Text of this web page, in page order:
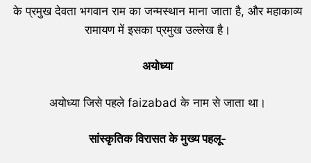
के प्रमुख देवता भगवान राम का जन्मस्थान माना जाता है, और महाकाव्य
रामायण में इसका प्रमुख उल्लेख है।
अयोध्या
अयोध्या जिसे पहले faizabad के नाम से जाता था।
सांस्कृतिक विरासत के मुख्य पहलू-